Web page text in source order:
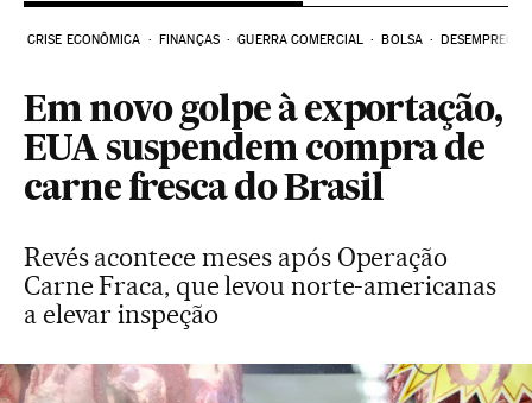
CRISE ECONÔMICA FINANÇAS GUERRA COMERCIAL BOLSA DESEMPREGO
Em novo golpe à exportação,
EUA suspendem compra de
carne fresca do Brasil
Revés acontece meses após Operação
Carne Fraca, que levou norte-americanas
a elevar inspeção